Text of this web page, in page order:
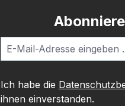
Ich habe die
ihnen einverstanden.